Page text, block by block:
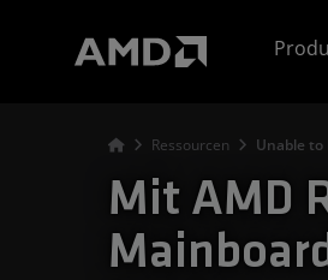
Ressourcen Unable to
Mit AMD